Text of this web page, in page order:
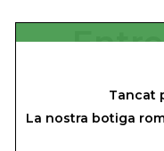
110 nit
Preus per
Tancat
La nostra botiga